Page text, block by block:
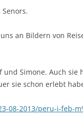
an Bildern von
Simone. Auch sie
sie schon erlebt
08-2013/peru-i-feb-